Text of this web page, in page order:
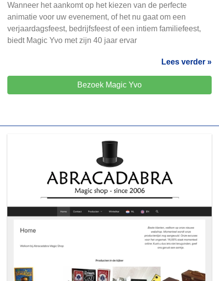
Wanneer het aankomt op het kiezen van de perfecte
animatie voor uw evenement, of het nu gaat om een
verjaardagsfeest, bedrijfsfeest of een intiem familiefeest,
biedt Magic Yvo met zijn 40 jaar ervar
Lees verder »
Bezoek Magic Yvo